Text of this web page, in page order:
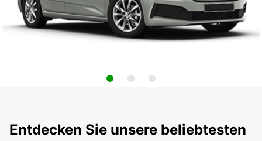
Entdecken Sie unsere beliebtesten